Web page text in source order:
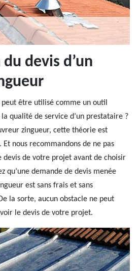
devis d’un
peut être utilisé comme un outil
qualité de service d’un prestataire ?
zingueur, cette théorie est
nous recommandons de ne pas
devis de votre projet avant de choisir
qu’une demande de devis menée
est sans frais et sans
la sorte, aucun obstacle ne peut
le devis de votre projet.